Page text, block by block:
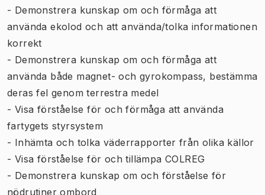
- Demonstrera kunskap om och förmåga att
använda ekolod och att använda/tolka informationen
korrekt
- Demonstrera kunskap om och förmåga att
använda både magnet- och gyrokompass, bestämma
deras fel genom terrestra medel
- Visa förståelse för och förmåga att använda
fartygets styrsystem
- Inhämta och tolka väderrapporter från olika källor
- Visa förståelse för och tillämpa COLREG
- Demonstrera kunskap om och förståelse för
nödrutiner ombord